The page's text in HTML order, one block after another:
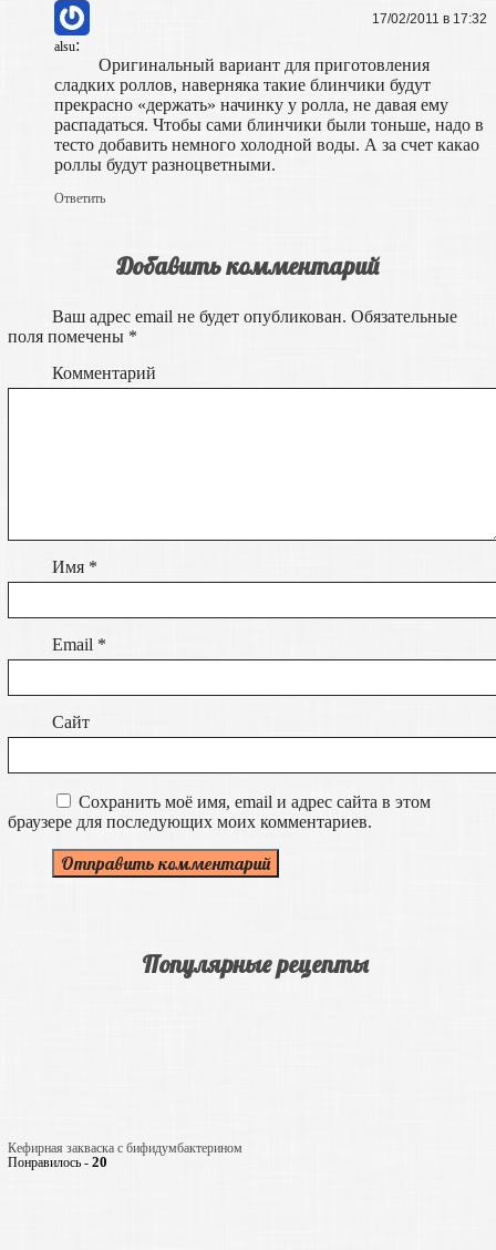
alsu:
17/02/2011 в 17:32
Оригинальный вариант для приготовления
сладких роллов, наверняка такие блинчики будут
прекрасно «держать» начинку у ролла, не давая ему
распадаться. Чтобы сами блинчики были тоньше, надо в
тесто добавить немного холодной воды. А за счет какао
роллы будут разноцветными.
Ответить
Добавить комментарий
Ваш адрес email не будет опубликован. Обязательные
поля помечены *
Комментарий
Имя *
Email *
Сайт
Сохранить моё имя, email и адрес сайта в этом
браузере для последующих моих комментариев.
Популярные рецепты
Кефирная закваска с бифидумбактерином
Понравилось - 20